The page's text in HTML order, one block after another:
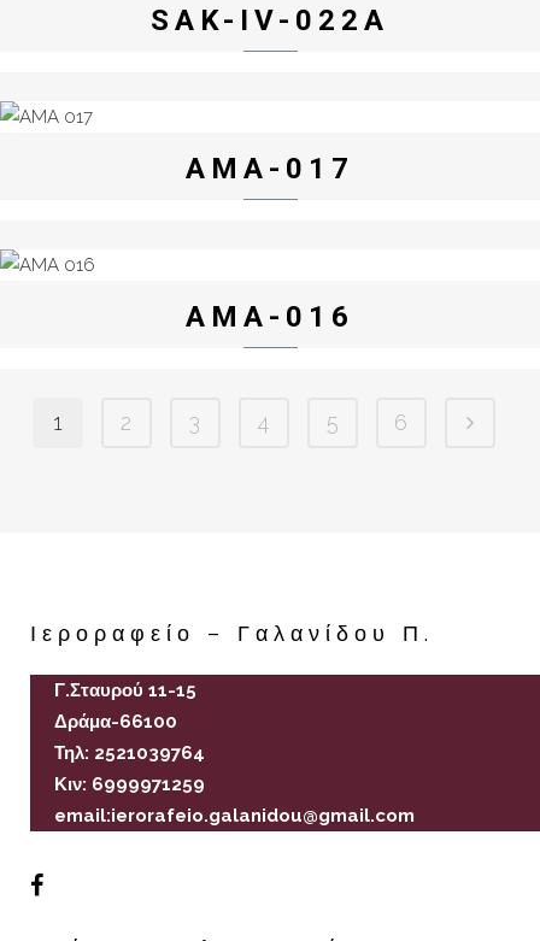
SAK-IV-022A
AMA-017
AMA-016
1 2 3 4 5 6
Ιεροραφείο – Γαλανίδου Π.
Γ.Σταυρού 11-15
Δράμα-66100
Τηλ: 2521039764
Κιν: 6999971259
email:ierorafeio.galanidou@gmail.com